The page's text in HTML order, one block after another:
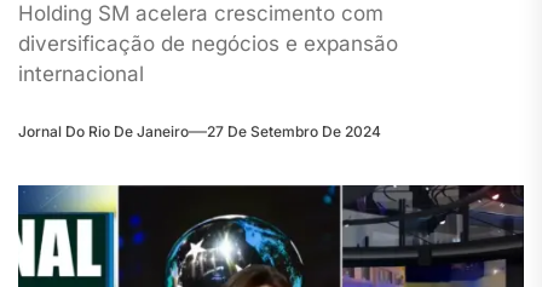
Holding SM acelera crescimento com
diversificação de negócios e expansão
internacional
Jornal Do Rio De Janeiro 27 De Setembro De 2024